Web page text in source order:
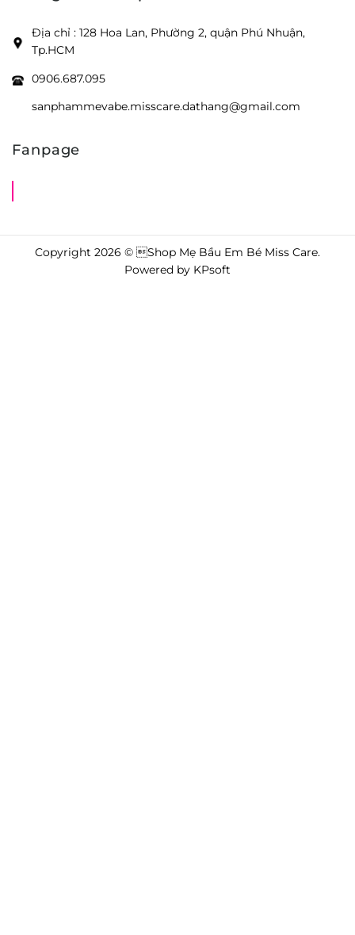
Địa chỉ : 128 Hoa Lan, Phường 2, quận Phú Nhuận,
Tp.HCM
0906.687.095
sanphammevabe.misscare.dathang@gmail.com
Fanpage
Copyright 2026 © Shop Mẹ Bầu Em Bé Miss Care.
Powered by KPsoft